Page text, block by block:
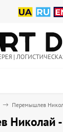
|
Перемышлев
Николай -